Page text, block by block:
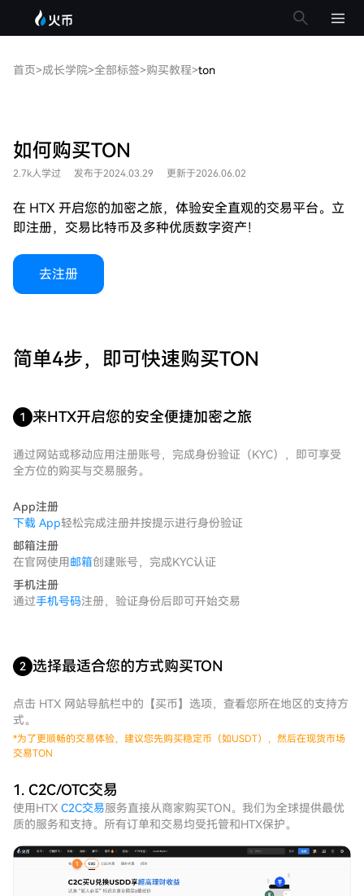
首页>成长学院>全部标签>购买教程>ton
如何购买TON
2.7k人学过 发布于2024.03.29 更新于2026.06.02
在 HTX 开启您的加密之旅，体验安全直观的交易平台。立
即注册，交易比特币及多种优质数字资产！
去注册
简单4步，即可快速购买TON
1 来HTX开启您的安全便捷加密之旅
通过网站或移动应用注册账号，完成身份验证（KYC），即可享受
全方位的购买与交易服务。
App注册
下载 App轻松完成注册并按提示进行身份验证
邮箱注册
在官网使用 邮箱创建账号，完成KYC认证
手机注册
通过手机号码注册，验证身份后即可开始交易
2 选择最适合您的方式购买TON
点击 HTX 网站导航栏中的【买币】选项，查看您所在地区的支持方
式。
*为了更顺畅的交易体验，建议您先购买稳定币（如USDT），然后在现货市场
交易TON
1. C2C/OTC交易
使用HTX C2C交易服务直接从商家购买TON。我们为全球提供最优
质的服务和支持。所有订单和交易均受托管和HTX保护。